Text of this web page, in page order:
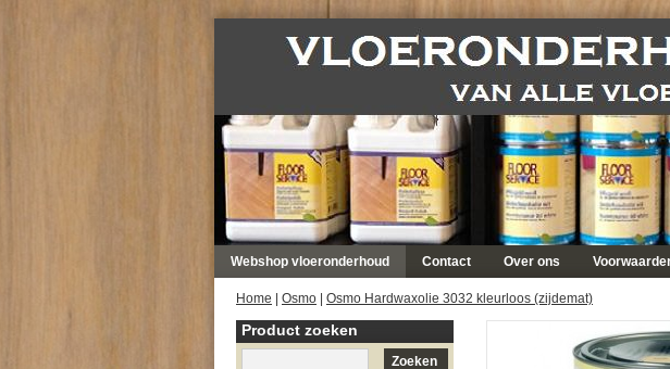
Webshop vloeronderhoud Contact Over ons
Home Osmo Osmo Hardwaxolie 3032 kleurloos (zijdemat)
Product zoeken
Zoeken